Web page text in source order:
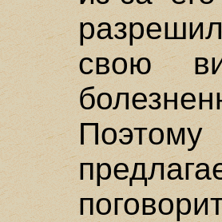
свою